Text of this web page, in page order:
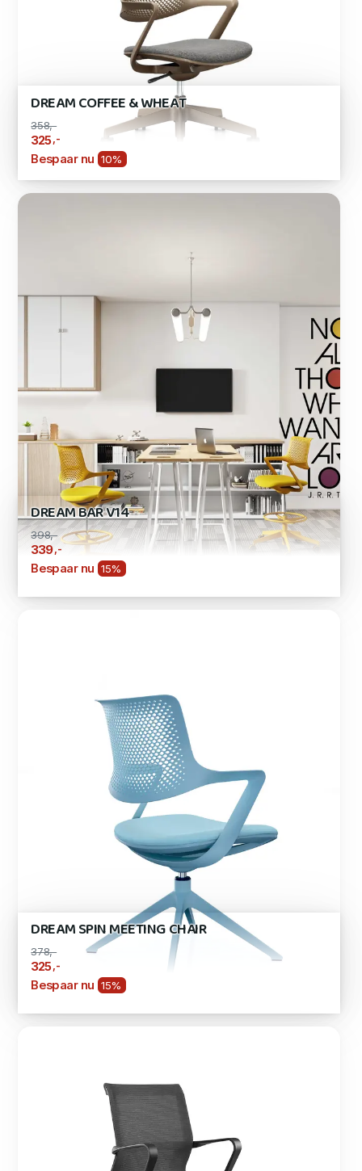
DREAM COFFEE & WHEAT
358,-
325,-
Bespaar nu 10%
DREAM BAR V14
398,-
339 ,-
Bespaar nu 15%
DREAM SPIN MEETING CHAIR
378,-
325 ,-
Bespaar nu 15%